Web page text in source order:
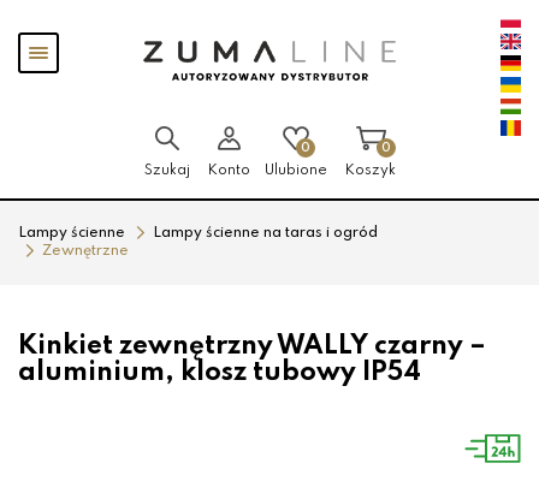
Pokaż
menu
Szukaj Konto
0
Ulubione
0
Koszyk
Lampy ścienne
Lampy ścienne na taras i ogród
Zewnętrzne
Kinkiet zewnętrzny WALLY czarny –
aluminium, klosz tubowy IP54